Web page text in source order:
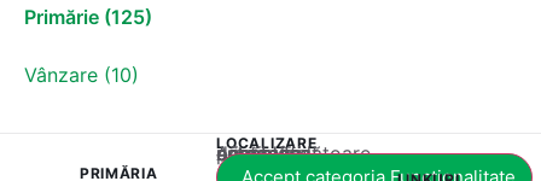
Primărie (125)
Vânzare (10)
PRIMĂRIA
LOCALIZARE
Acest conținut este blocat până când acceptați categoria corespunzătoare de cookie-uri.